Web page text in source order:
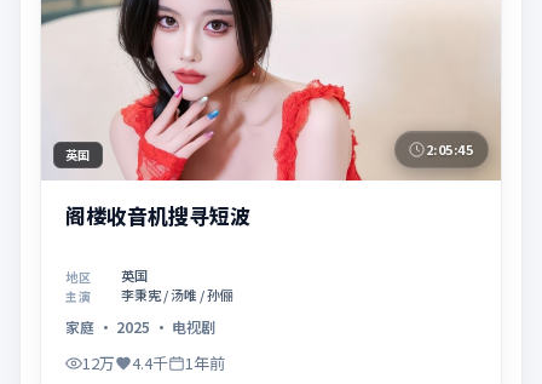
英国 2:05:45
阁楼收音机搜寻短波
地区 英国
主演 李秉宪 / 汤唯 / 孙俪
家庭 · 2025 · 电视剧
12万 4.4千 1年前